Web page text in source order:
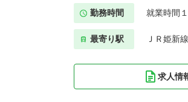
勤務時間 就業時間
最寄り駅 ＪＲ姫新
求人情